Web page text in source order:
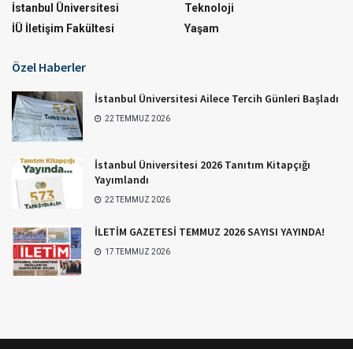
İstanbul Üniversitesi
İÜ İletişim Fakültesi
Teknoloji
Yaşam
Özel Haberler
İstanbul Üniversitesi Ailece Tercih Günleri Başladı
22 TEMMUZ 2026
İstanbul Üniversitesi 2026 Tanıtım Kitapçığı
Yayımlandı
22 TEMMUZ 2026
İLETİM GAZETESİ TEMMUZ 2026 SAYISI YAYINDA!
17 TEMMUZ 2026